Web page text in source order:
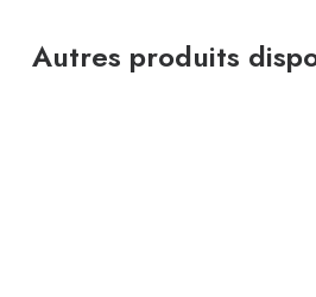
Autres produits